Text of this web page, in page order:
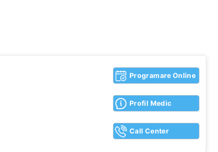
Programare Online
Profil Medic
Call Center